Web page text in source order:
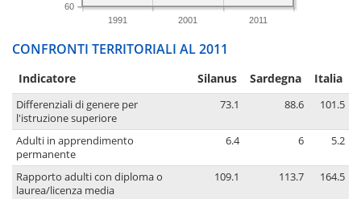
1991 2001 2011
60
CONFRONTI TERRITORIALI AL 2011
Indicatore Silanus Sardegna Italia
Differenziali di genere per
l'istruzione superiore
73.1 88.6 101.5
Adulti in apprendimento
permanente
6.4 6 5.2
Rapporto adulti con diploma o
laurea/licenza media
109.1 113.7 164.5